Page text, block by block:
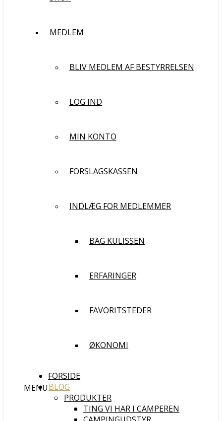
MEDLEM
BLIV MEDLEM AF BESTYRRELSEN
LOG IND
MIN KONTO
FORSLAGSKASSEN
INDLÆG FOR MEDLEMMER
BAG KULISSEN
ERFARINGER
FAVORITSTEDER
ØKONOMI
MENU
FORSIDE
BLOG
PRODUKTER
TING VI HAR I CAMPEREN